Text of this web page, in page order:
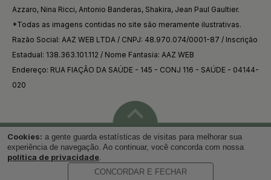
Azzaro, Nina Ricci, Antonio Banderas, Shakira, Jean Paul Gaultier.
*Todas as imagens contidas no site são meramente ilustrativas.
Razão Social: AAZ WEB LTDA / CNPJ: 48.970.074/0001-87 / Inscrição
Estadual: 138.363.101.112 / Nome Fantasia: AAZ WEB
Endereço: RUA FIAÇÃO DA SAÚDE - 145 - CONJ 116 - SAÚDE - 04144-
020
Voltar ao topo
Desenvolvido por
Cookies: a gente guarda estatísticas de visitas para melhorar sua
experiência de navegação. Ao continuar, você concorda com nossa
política de privacidade.
CONCORDAR E FECHAR